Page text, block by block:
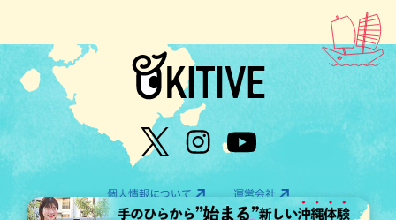
個人情報について 運営会社